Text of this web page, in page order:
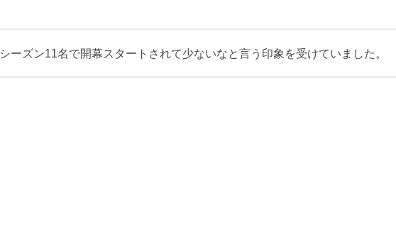
ーズン11名で開幕スタートされて少ないなと言う印象を受けていました。